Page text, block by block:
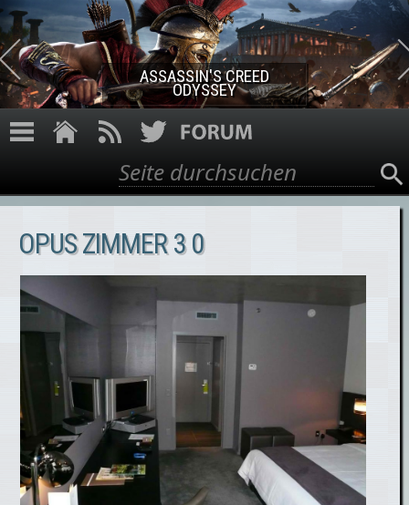
Direkt zum Inhalt
ASSASSIN'S CREED ROGUE
REMASTERED
Suchformular
Suche
OPUS ZIMMER 3 0